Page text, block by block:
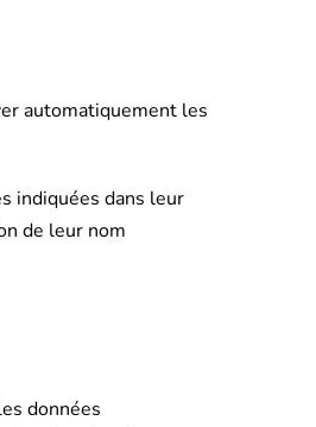
automatiquement les
indiquées dans leur
de leur nom
données